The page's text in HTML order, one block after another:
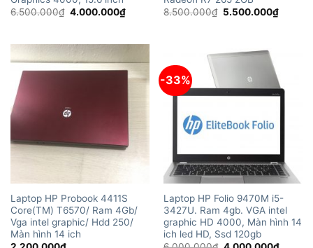
6.500.000₫ Giá
4.000.000₫Giá
hiện
4.000.000₫.
8.500.000₫ Giá
5.500.000₫Giá
hiện
Laptop HP Probook 4411S
Core(TM) T6570/ Ram 4Gb/
Vga intel graphic/ Hdd 250/
Màn hình 14 ich
-33%
Laptop HP Folio 9470M i5-
3427U. Ram 4gb. VGA intel
graphic HD 4000, Màn hình 14
ich led HD, Ssd 120gb